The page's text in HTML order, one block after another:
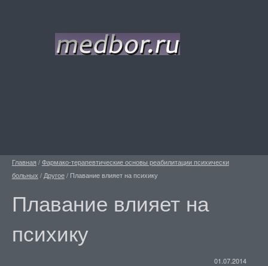
Главная /Фармако-терапевтические основы реабилитации психически
больных / Другое/ Плавание влияет на психику
Плавание влияет на
психику
01.07.2014